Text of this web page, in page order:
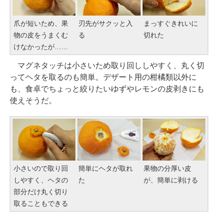
爪が短いため、果
物の皮をうまくむ
けなかったが……
刃先がサクッと入
る
まっすぐきれいに
切れた
マグネタッチは小さいため取り回ししやすく、丸く切
ってヘタを取るのも簡単。デザート用の柑橘類以外に
も、食卓でちょっと絞りたいゆずやレモンの皮剥きにも
使えそうだ。
小さいので取り回
しやすく、ヘタの
部分だけ丸く切り
取ることもできる
簡単にヘタが取れ
た
果物の分厚い皮
が、簡単に剥ける